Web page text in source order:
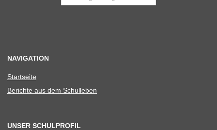
NAVIGATION
Start­seite
Berichte aus dem Schulleben
UNSER SCHULPROFIL